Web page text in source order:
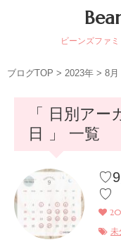
ビーンズファ
ブログTOP > 2023年 > 8月
「 日別ア
日 」 一覧
♡9
♡
未